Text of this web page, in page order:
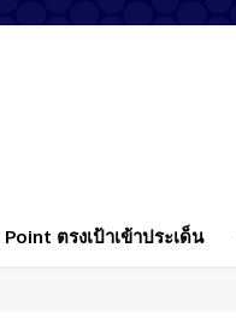
ตรงเป้าเข้าประเด็น